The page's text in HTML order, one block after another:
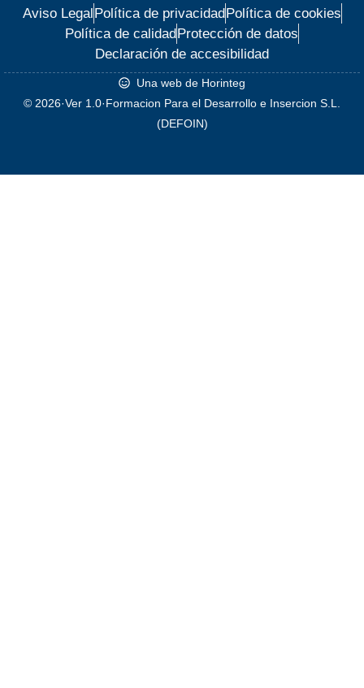
Aviso LegalPolítica de privacidadPolítica de cookies
Política de calidadProtección de datos
Declaración de accesibilidad
© 2026·Ver 1.0·Formacion Para el Desarrollo e Insercion S.L.
(DEFOIN)
Una web de Horinteg